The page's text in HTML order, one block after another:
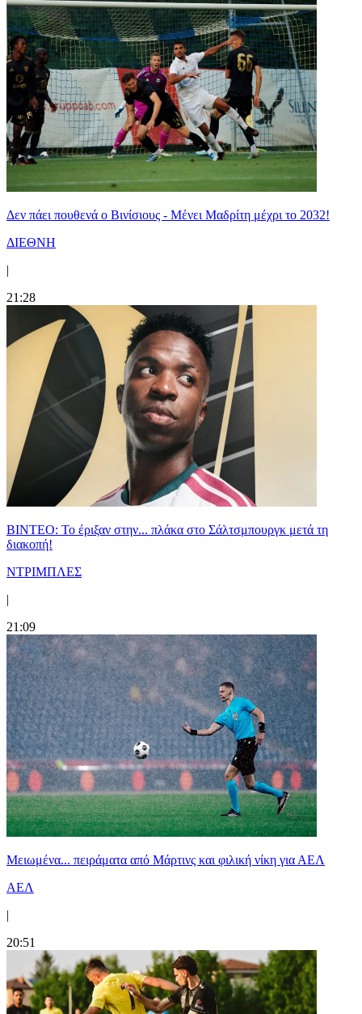
Δεν πάει πουθενά ο Βινίσιους - Μένει Μαδρίτη μέχρι το 2032!
ΔΙΕΘΝΗ
|
21:28
ΒΙΝΤΕΟ: Το έριξαν στην... πλάκα στο Σάλτσμπουργκ μετά τη
διακοπή!
ΝΤΡΙΜΠΛΕΣ
|
21:09
Μειωμένα... πειράματα από Μάρτινς και φιλική νίκη για ΑΕΛ
ΑΕΛ
|
20:51